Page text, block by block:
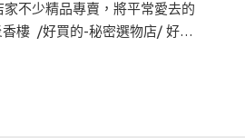
不少精品專賣，將平常愛去的
香樓 /好買的-秘密選物店/ 好…